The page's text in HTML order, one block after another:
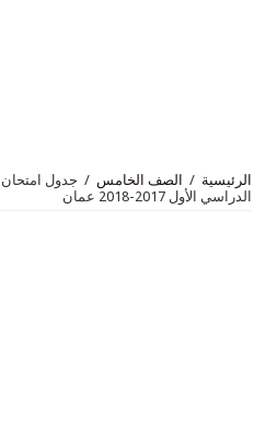
الصف الخامس /
جدول امتحان الصفين
عمان